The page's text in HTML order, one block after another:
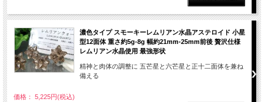
濃色タイプ スモーキーレムリアン水晶アステロイド 小星
型12面体 重さ約5g-8g 幅約21mm-25mm前後 贅沢仕様
レムリアン水晶使用 最強形状
精神と肉体の調整に 五芒星と六芒星と正十二面体を兼ね
備える
価格： 5,225円(税込)